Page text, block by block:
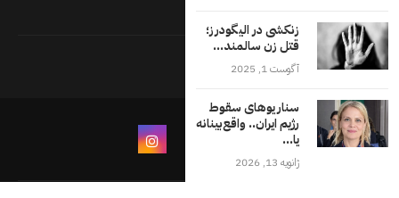
فرهنگ
زنکشی در الیگودرز؛
قتل زن سالمند...
آگوست 1, 2025
سناریوهای سقوط
رژیم ایران.. واقع‌بینانه
یا...
ژانویه 13, 2026